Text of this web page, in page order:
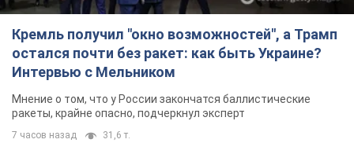
Кремль получил "окно возможностей", а Трамп
остался почти без ракет: как быть Украине?
Интервью с Мельником
Мнение о том, что у России закончатся баллистические
ракеты, крайне опасно, подчеркнул эксперт
7 часов назад 31,6 т.